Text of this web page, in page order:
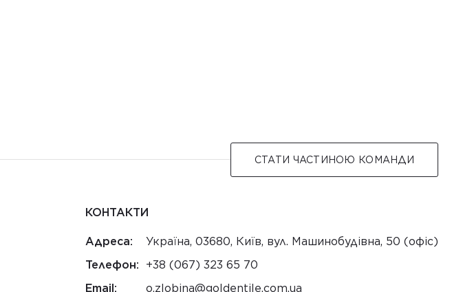
СТАТИ ЧАСТИНОЮ КОМАНДИ
КОНТАКТИ
Адреса:
Україна, 03680, Київ, вул. Машинобудівна, 50 (офіс)
Телефон:
+38 (067) 323 65 70
Email:
au.moc.elitnedlog@anibolz.o